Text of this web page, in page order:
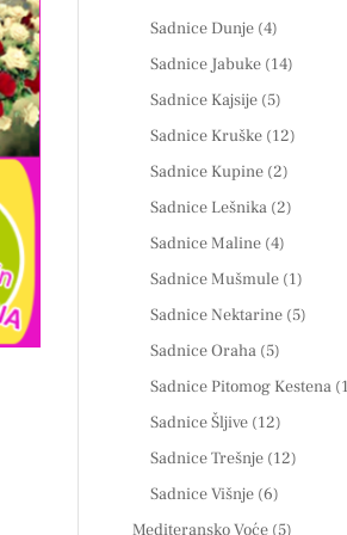
Sadnice Dunje (4)
Sadnice Jabuke (14)
Sadnice Kajsije (5)
Sadnice Kruške (12)
Sadnice Kupine (2)
Sadnice Lešnika (2)
Sadnice Maline (4)
Sadnice Mušmule (1)
Sadnice Nektarine (5)
Sadnice Oraha (5)
Sadnice Pitomog Kestena
Sadnice Šljive (12)
Sadnice Trešnje (12)
Sadnice Višnje (6)
Mediteransko Voće (5)